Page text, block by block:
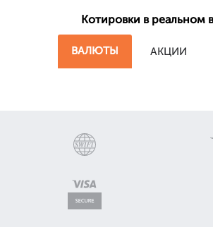
Котировки в реальном
ВАЛЮТЫ АКЦИИ